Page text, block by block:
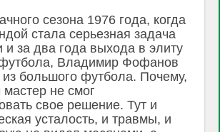
сезона 1976 года, когда
стала серьезная задача
и за два года выхода в элиту
футбола, Владимир Фофанов
большого футбола. Почему,
не смог
свое решение. Тут и
усталость, и травмы, и